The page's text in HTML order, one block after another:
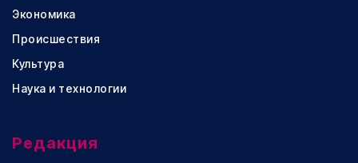
Экономика
Происшествия
Культура
Наука и технологии
Редакция